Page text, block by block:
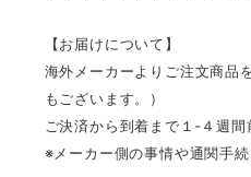
【お届けについて】
海外メーカーよりご注文商品
もございます。）
ご決済から到着まで１‐４週
※メーカー側の事情や通関手